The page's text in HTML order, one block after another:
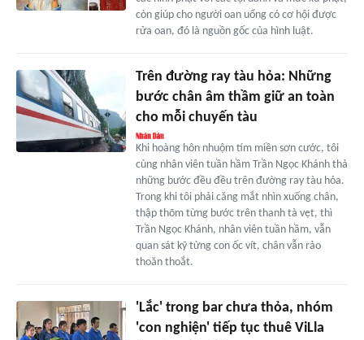
còn giúp cho người oan uổng có cơ hội được
rửa oan, đó là nguồn gốc của hình luật.
Trên đường ray tàu hỏa: Những
bước chân âm thầm giữ an toàn
cho mỗi chuyến tàu
Khi hoàng hôn nhuộm tím miền sơn cước, tôi
cùng nhân viên tuần hầm Trần Ngọc Khánh thả
những bước đều đều trên đường ray tàu hỏa.
Trong khi tôi phải căng mắt nhìn xuống chân,
thập thõm từng bước trên thanh tà vẹt, thì
Trần Ngọc Khánh, nhân viên tuần hầm, vẫn
quan sát kỹ từng con ốc vít, chân vẫn rảo
thoăn thoắt.
'Lắc' trong bar chưa thỏa, nhóm
'con nghiện' tiếp tục thuê ViLla